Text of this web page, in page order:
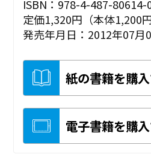
ISBN：978-4-487-80614-
定価1,320円（本体1,200
発売年月日：2012年07月
紙の書籍を購
電子書籍を購